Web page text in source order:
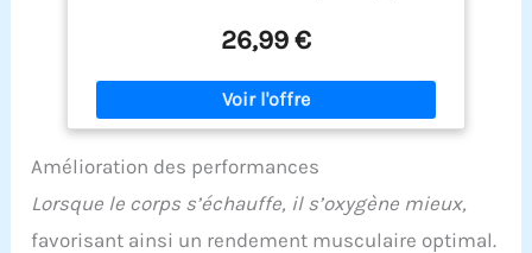
d'abdominaux, l'aérobic, les étirements, etc La
construction en mousse texturée offre traction et
stabilité et est fabriquée à partir de matériaux et
résistants à l'humidité La construction extra-
épaisse de 1 cm offre un soutien, une absorption
rouler pour le voyage ou le stockage grâce aux
pratique
26,99 €
Amélioration des performances
Lorsque le corps s’échauffe, il s’oxygène mieux,
favorisant ainsi un rendement musculaire optimal.